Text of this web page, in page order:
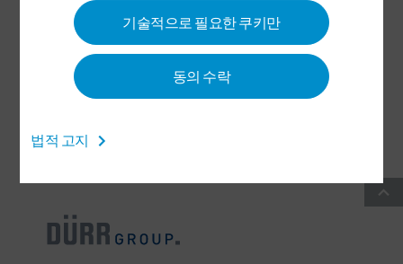
기술적으로 필요한 쿠키만
동의 수락
법적 고지
뉴스 레터
CONTACT / LOCATIONS
일반 거래 약관